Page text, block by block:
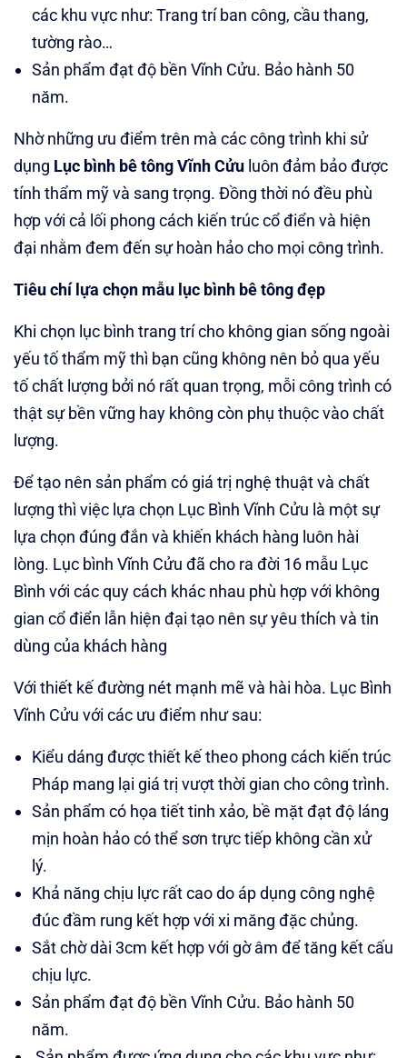
các khu vực như: Trang trí ban công, cầu thang,
tường rào…
Sản phẩm đạt độ bền Vĩnh Cửu. Bảo hành 50
năm.
Nhờ những ưu điểm trên mà các công trình khi sử
dụng Lục bình bê tông Vĩnh Cửu luôn đảm bảo được
tính thẩm mỹ và sang trọng. Đồng thời nó đều phù
hợp với cả lối phong cách kiến trúc cổ điển và hiện
đại nhằm đem đến sự hoàn hảo cho mọi công trình.
Tiêu chí lựa chọn mẫu lục bình bê tông đẹp
Khi chọn lục bình trang trí cho không gian sống ngoài
yếu tố thẩm mỹ thì bạn cũng không nên bỏ qua yếu
tố chất lượng bởi nó rất quan trọng, mỗi công trình có
thật sự bền vững hay không còn phụ thuộc vào chất
lượng.
Để tạo nên sản phẩm có giá trị nghệ thuật và chất
lượng thì việc lựa chọn Lục Bình Vĩnh Cửu là một sự
lựa chọn đúng đắn và khiến khách hàng luôn hài
lòng. Lục bình Vĩnh Cửu đã cho ra đời 16 mẫu Lục
Bình với các quy cách khác nhau phù hợp với không
gian cổ điển lẫn hiện đại tạo nên sự yêu thích và tin
dùng của khách hàng
Với thiết kế đường nét mạnh mẽ và hài hòa. Lục Bình
Vĩnh Cửu với các ưu điểm như sau:
Kiểu dáng được thiết kế theo phong cách kiến trúc
Pháp mang lại giá trị vượt thời gian cho công trình.
Sản phẩm có họa tiết tinh xảo, bề mặt đạt độ láng
mịn hoàn hảo có thể sơn trực tiếp không cần xử
lý.
Khả năng chịu lực rất cao do áp dụng công nghệ
đúc đầm rung kết hợp với xi măng đặc chủng.
Sắt chờ dài 3cm kết hợp với gờ âm để tăng kết cấu
chịu lực.
Sản phẩm đạt độ bền Vĩnh Cửu. Bảo hành 50
năm.